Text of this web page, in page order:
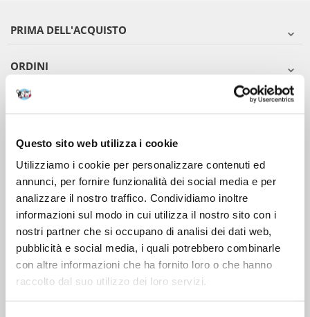
Questo sito web utilizza i cookie
Utilizziamo i cookie per personalizzare contenuti ed
annunci, per fornire funzionalità dei social media e per
analizzare il nostro traffico. Condividiamo inoltre
informazioni sul modo in cui utilizza il nostro sito con i
nostri partner che si occupano di analisi dei dati web,
pubblicità e social media, i quali potrebbero combinarle
con altre informazioni che ha fornito loro o che hanno
raccolto dal suo utilizzo dei loro servizi.
PRIMA DELL'ACQUISTO
ORDINI
DOPO L'ACQUISTO
VIENI A CONOSCERCI